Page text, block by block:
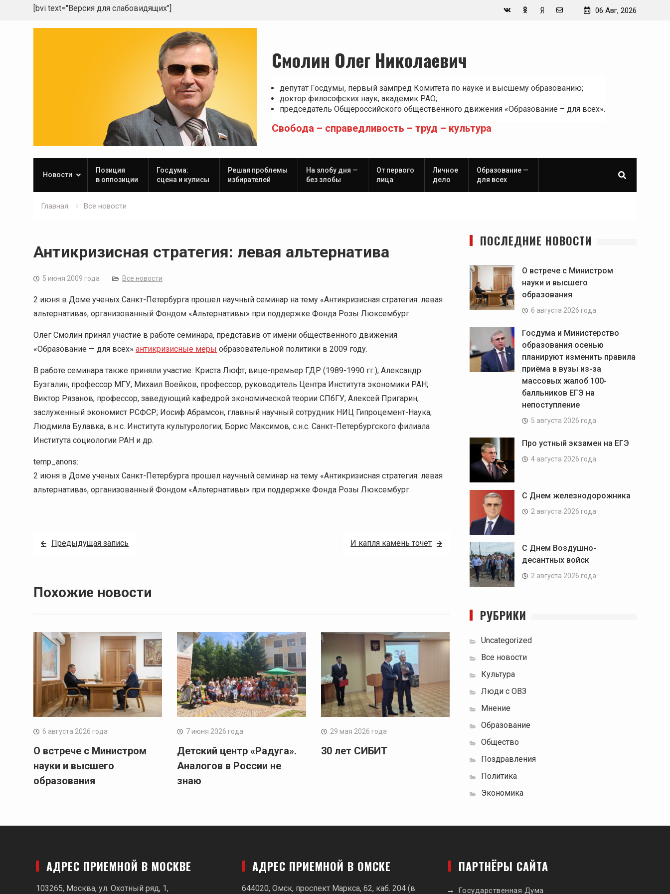
[bvi text="Версия для слабовидящих"] 06 Авг, 2026
Смолин Олег Николаевич
депутат Госдумы, первый зампред Комитета по науке и высшему образованию;
доктор философских наук, академик РАО;
председатель Общероссийского общественного движения «Образование – для всех».
Свобода – справедливость – труд – культура
Новости
Позиция
в оппозиции
Госдума:
сцена и кулисы
Решая проблемы
избирателей
На злобу дня —
без злобы
От первого
лица
Личное
дело
Образование —
для всех
Главная Все новости
Антикризисная стратегия: левая альтернатива
5 июня 2009 года Все новости
2 июня в Доме ученых Санкт-Петербурга прошел научный семинар на тему «Антикризисная стратегия: левая
альтернатива», организованный Фондом «Альтернативы» при поддержке Фонда Розы Люксембург.
Олег Смолин принял участие в работе семинара, представив от имени общественного движения
«Образование — для всех» антикризисные меры образовательной политики в 2009 году.
В работе семинара также приняли участие: Криста Люфт, вице-премьер ГДР (1989-1990 гг.); Александр
Бузгалин, профессор МГУ; Михаил Воейков, профессор, руководитель Центра Института экономики РАН;
Виктор Рязанов, профессор, заведующий кафедрой экономической теории СПбГУ; Алексей Пригарин,
заслуженный экономист РСФСР; Иосиф Абрамсон, главный научный сотрудник НИЦ Гипроцемент-Наука;
Людмила Булавка, в.н.с. Института культурологии; Борис Максимов, с.н.с. Санкт-Петербургского филиала
Института социологии РАН и др.
temp_anons:
2 июня в Доме ученых Санкт-Петербурга прошел научный семинар на тему «Антикризисная стратегия: левая
альтернатива», организованный Фондом «Альтернативы» при поддержке Фонда Розы Люксембург.
Навигация
записям
Предыдущая запись И капля камень точет
Похожие новости
6 августа 2026 года
О встрече с Министром
науки и высшего
образования
7 июня 2026 года
Детский центр «Радуга».
Аналогов в России не
знаю
29 мая 2026 года
30 лет СИБИТ
ПОСЛЕДНИЕ НОВОСТИ
О встрече с Министром
науки и высшего
образования
6 августа 2026 года
Госдума и Министерство
образования осенью
планируют изменить правила
приёма в вузы из-за
массовых жалоб 100-
балльников ЕГЭ на
непоступление
5 августа 2026 года
Про устный экзамен на ЕГЭ
4 августа 2026 года
С Днем железнодорожника
2 августа 2026 года
С Днем Воздушно-
десантных войск
2 августа 2026 года
РУБРИКИ
Uncategorized
Все новости
Культура
Люди с ОВЗ
Мнение
Образование
Общество
Поздравления
Политика
Экономика
АДРЕС ПРИЕМНОЙ В МОСКВЕ
103265, Москва, ул. Охотный ряд, 1,
АДРЕС ПРИЕМНОЙ В ОМСКЕ
644020, Омск, проспект Маркса, 62, каб. 204 (в
ПАРТНЁРЫ САЙТА
Государственная Дума